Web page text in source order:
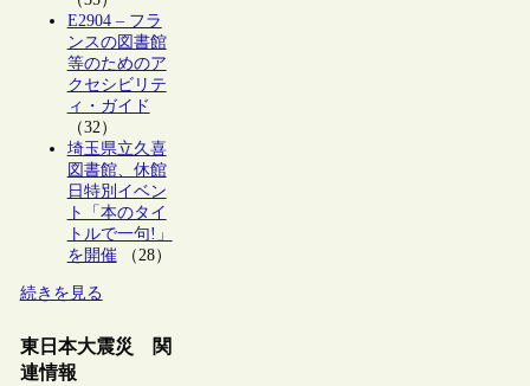
E2904 – フラ
ンスの図書館
等のためのア
クセシビリテ
ィ・ガイド
（32）
埼玉県立久喜
図書館、休館
日特別イベン
ト「本のタイ
トルで一句!」
を開催（28）
続きを見る
東日本大震災 関
連情報